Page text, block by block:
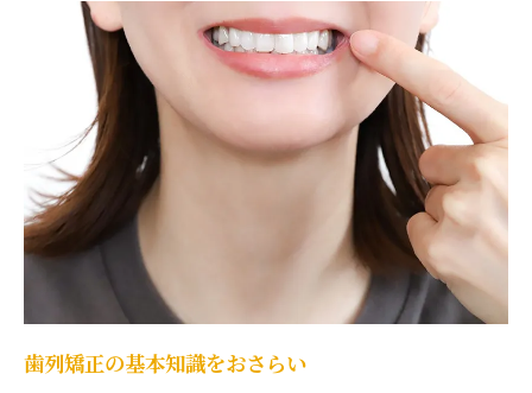
日吉駅でのリーズナブルな矯正治療
コストを抑えるための賢い選択肢
費用対効果の高い治療法とは
日吉駅周辺での価格比較ポイント
予算内での治療計画を立てる方法
支払いプランの活用法
日吉駅の歯列矯正クリニックで提供される治療
方法とは
日吉駅での主な矯正治療方法
最新の矯正技術とその利点
歯列矯正の基本知識をおさらい